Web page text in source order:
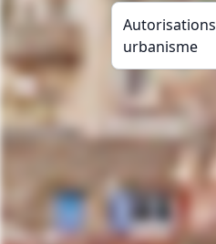
Autorisations
urbanisme